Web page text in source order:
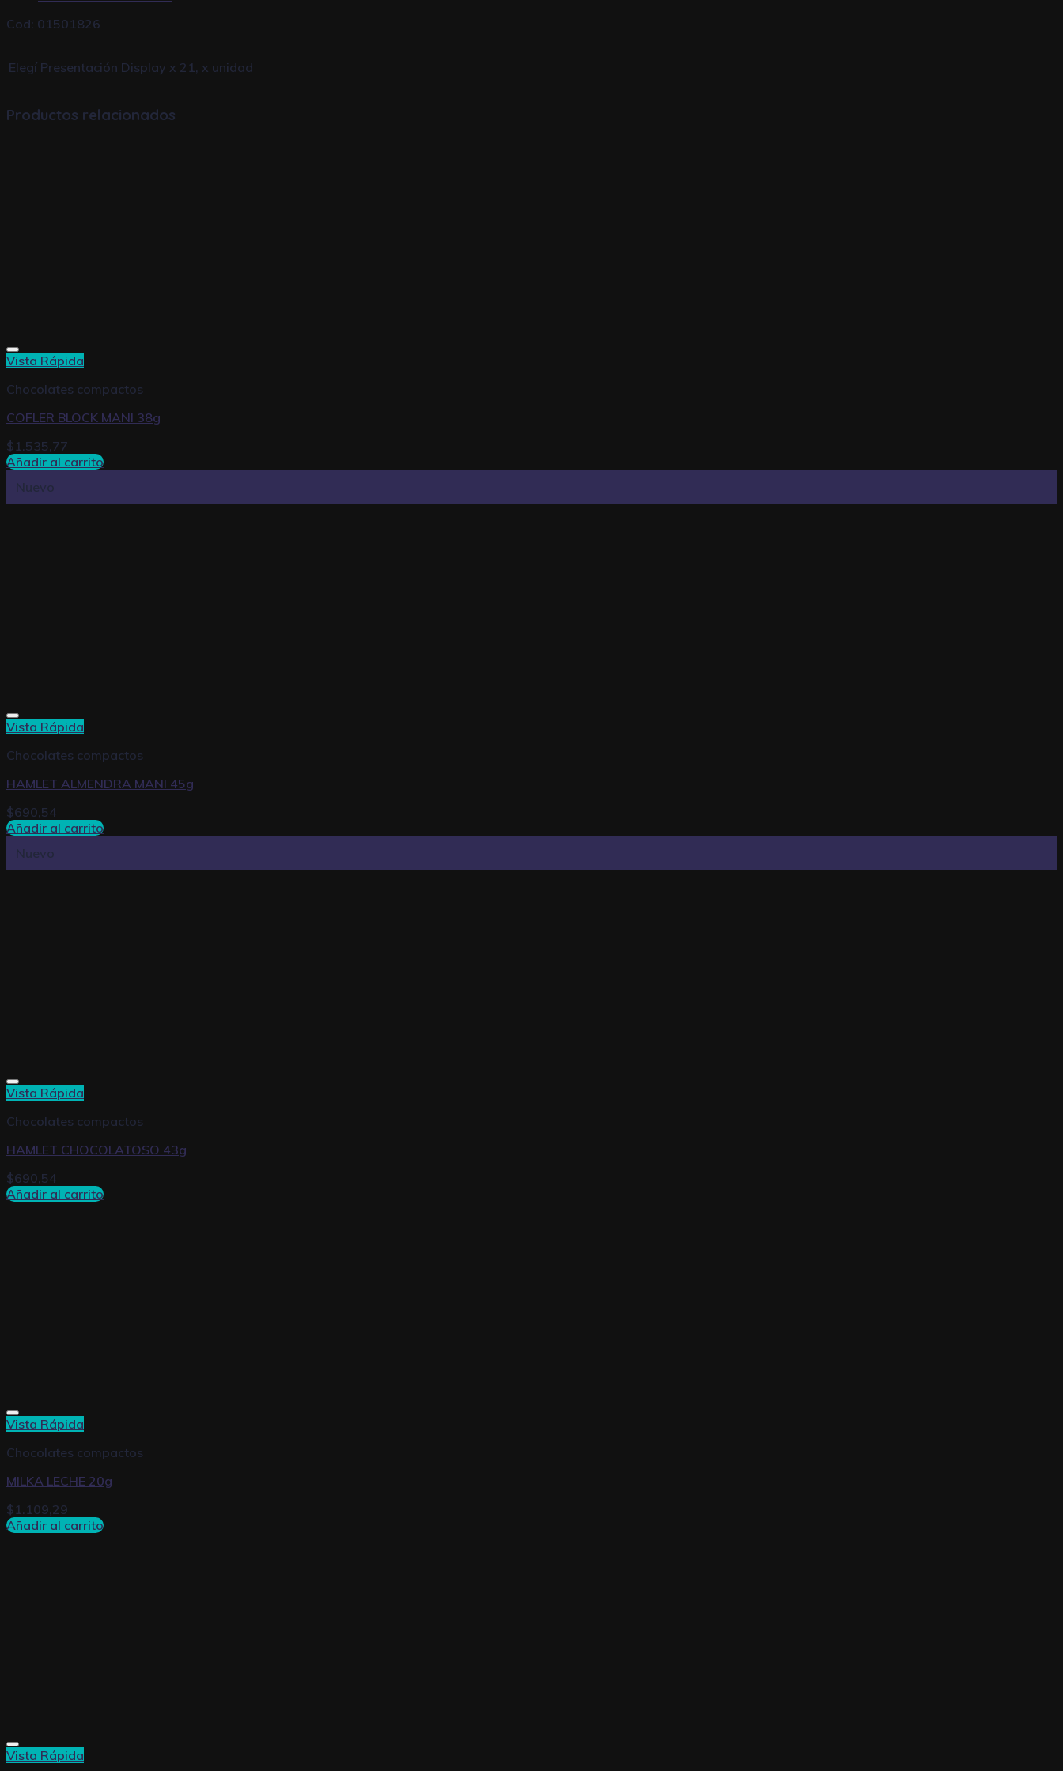
Cod: 01501826
Elegí Presentación Display x 21, x unidad
Productos relacionados
Vista Rápida
Chocolates compactos
COFLER BLOCK MANI 38g
$1.535,77
Añadir al carrito
Nuevo
Vista Rápida
Chocolates compactos
HAMLET ALMENDRA MANI 45g
$690,54
Añadir al carrito
Nuevo
Vista Rápida
Chocolates compactos
HAMLET CHOCOLATOSO 43g
$690,54
Añadir al carrito
Vista Rápida
Chocolates compactos
MILKA LECHE 20g
$1.109,29
Añadir al carrito
Vista Rápida